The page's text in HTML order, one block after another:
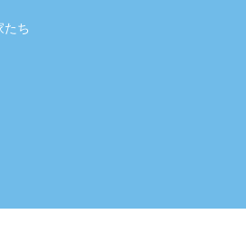
たち